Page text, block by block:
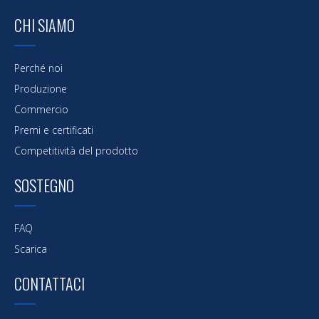
Nave portacontainer da 5.000 tonnellate
nave portacontainer
nave portacontainer da trasporto
Nave portacontainer da 10.000 tonnellate
nave portacontainer in acciaio
Nave portacontainer personalizzata
CHI SIAMO
Perché noi
Produzione
Commercio
Premi e certificati
Competitività del prodotto
SOSTEGNO
FAQ
Scarica
CONTATTACI